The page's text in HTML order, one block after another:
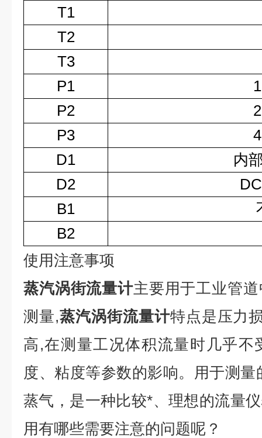
T1
T2
T3
P1
P2
P3
D1
内
D2
B1
B2
使用注意事项
蒸汽涡街流量计主要用于工业管
测量,蒸汽涡街流量计特点是压力
高,在测量工况体积流量时几乎不
度、粘度等参数的影响。用于测
蒸气，是一种比较*、理想的流量
用有哪些需要注意的问题呢？